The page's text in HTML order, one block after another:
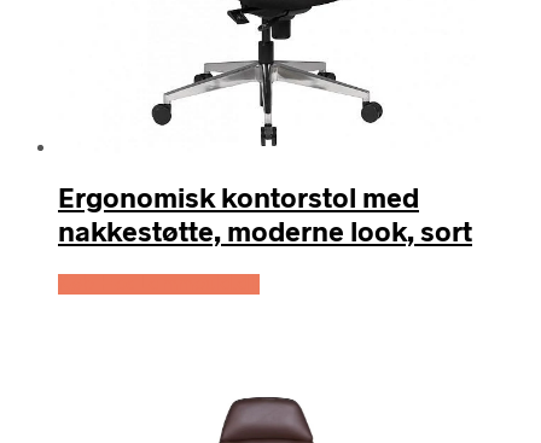
Ergonomisk kontorstol med
nakkestøtte, moderne look, sort